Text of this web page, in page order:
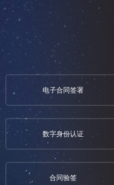
电子合同签署
数字身份认证
合同验签